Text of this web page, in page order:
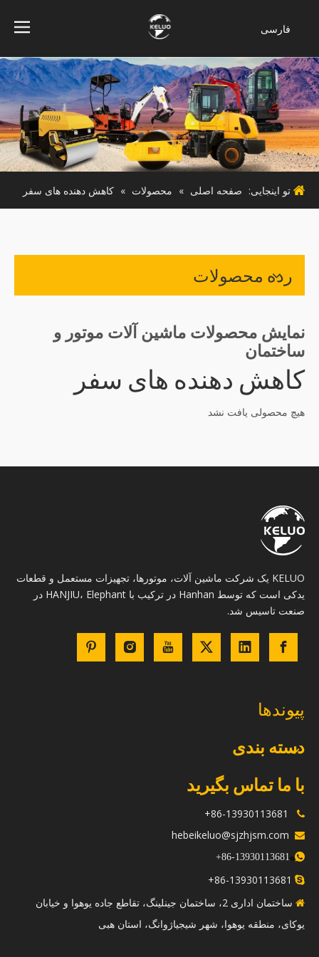
فارسی
indonesia
Türk dili
ไทย
Italiano
Deutsch
Português
Español
English
تو اینجایی: صفحه اصلی » محصولات » کاهش دهنده های سفر
رده محصولات
نمایش محصولات ماشین آلات موتور و
ساختمان
کاهش دهنده های سفر
هیچ محصولی یافت نشد
KELUO یک شرکت ماشین آلات، موتورها، تجهیزات مستعمل و قطعات
یدکی است که توسط Hanhan در ترکیب با HANJIU، Elephant در
صنعت تاسیس شد.
پیوندها
دسته بندی
با ما تماس بگیرید


hebeikeluo@sjzhjsm.com
ه 13930113681-86
+


ساختمان اداری 2، ساختمان جینلینگ، تقاطع جاده یوهوا و خیابان
یوکای، منطقه یوهوا، شهر شیجیاژوانگ، استان هبی